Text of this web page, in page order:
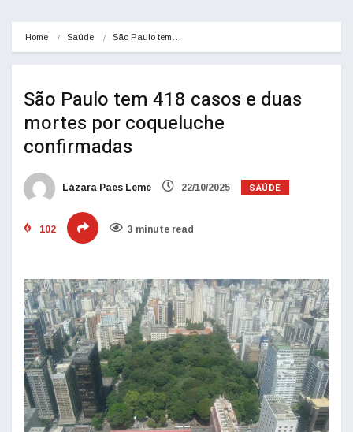
Home Saúde São Paulo tem…
São Paulo tem 418 casos e duas
mortes por coqueluche
confirmadas
Lázara Paes Leme 22/10/2025 SAÚDE
102 3 minute read